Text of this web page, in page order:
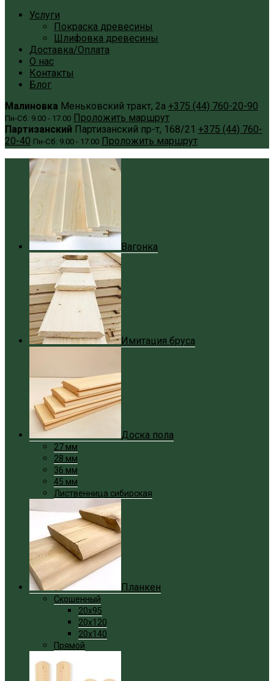
Услуги
Покраска древесины
Шлифовка древесины
Доставка/Оплата
О нас
Контакты
Блог
Малиновка Меньковский тракт, 2а +375 (44) 760-20-90
Пн-Сб: 9.00 - 17.00 Проложить маршрут
Партизанский Партизанский пр-т, 168/21 +375 (44) 760-
20-40 Пн-Сб: 9.00 - 17.00 Проложить маршрут
Вагонка
Имитация бруса
Доска пола
27 мм
28 мм
36 мм
45 мм
Лиственница сибирская
Планкен
Скошенный
20x95
20x120
20x140
Прямой